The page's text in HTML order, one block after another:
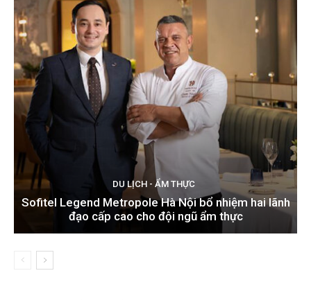
DU LỊCH - ẨM THỰC
Sofitel Legend Metropole Hà Nội bổ nhiệm hai lãnh
đạo cấp cao cho đội ngũ ẩm thực